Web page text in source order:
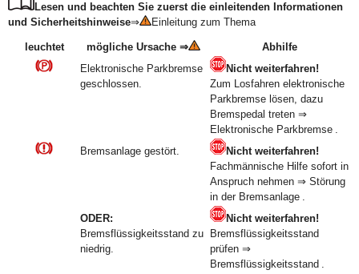
Lesen und beachten Sie zuerst die einleitenden Informationen
und Sicherheitshinweise⇒ Einleitung zum Thema
leuchtet mögliche Ursache ⇒
Abhilfe
Elektronische Parkbremse
geschlossen.
Nicht weiterfahren!
Zum Losfahren elektronische
Parkbremse lösen, dazu
Bremspedal treten ⇒
Elektronische Parkbremse .
Bremsanlage gestört.
Nicht weiterfahren!
Fachmännische Hilfe sofort in
Anspruch nehmen ⇒ Störung
in der Bremsanlage .
ODER:
Bremsflüssigkeitsstand zu
niedrig.
Nicht weiterfahren!
Bremsflüssigkeitsstand
prüfen ⇒
Bremsflüssigkeitsstand .